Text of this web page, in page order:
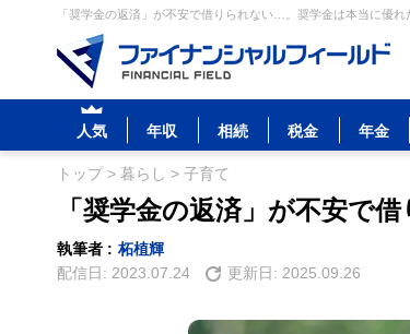
「奨学金の返済」が不安で借りられない…。奨学金は本当に優
人気 年収 相続 税金 年金
トップ> 暮らし > 子育て
「奨学金の返済」が不安で
執筆者 : 柘植輝
配信日: 2023.07.24 更新日: 2025.09.26